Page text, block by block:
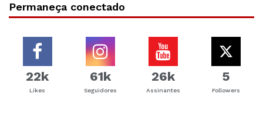
Permaneça conectado
22k
Likes
61k
Seguidores
26k
Assinantes
5
Followers